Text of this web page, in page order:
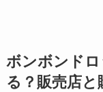
ボンボンドロ
る？販売店と